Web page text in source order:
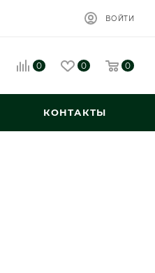
ВОЙТИ
0 0 0
КОНТАКТЫ